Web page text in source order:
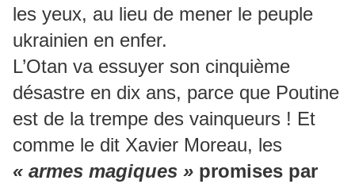
les yeux, au lieu de mener le peuple
ukrainien en enfer.
L’Otan va essuyer son cinquième
désastre en dix ans, parce que Poutine
est de la trempe des vainqueurs ! Et
comme le dit Xavier Moreau, les
« armes magiques » promises par